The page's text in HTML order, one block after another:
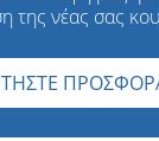
της νέας σας